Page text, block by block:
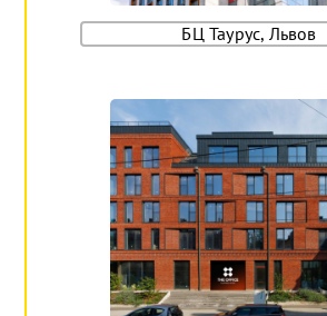
БЦ Таурус, Львов